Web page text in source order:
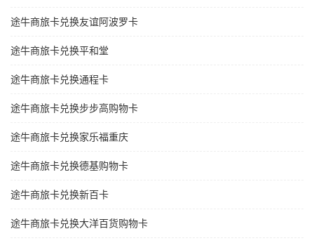
途牛商旅卡兑换友谊阿波罗卡
途牛商旅卡兑换平和堂
途牛商旅卡兑换通程卡
途牛商旅卡兑换步步高购物卡
途牛商旅卡兑换家乐福重庆
途牛商旅卡兑换德基购物卡
途牛商旅卡兑换新百卡
途牛商旅卡兑换大洋百货购物卡